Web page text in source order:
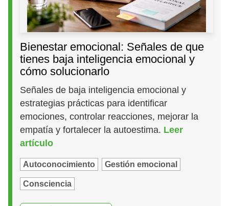
Bienestar emocional: Señales de que
tienes baja inteligencia emocional y
cómo solucionarlo
Señales de baja inteligencia emocional y
estrategias prácticas para identificar
emociones, controlar reacciones, mejorar la
empatía y fortalecer la autoestima. Leer
artículo
Autoconocimiento Gestión emocional
Consciencia